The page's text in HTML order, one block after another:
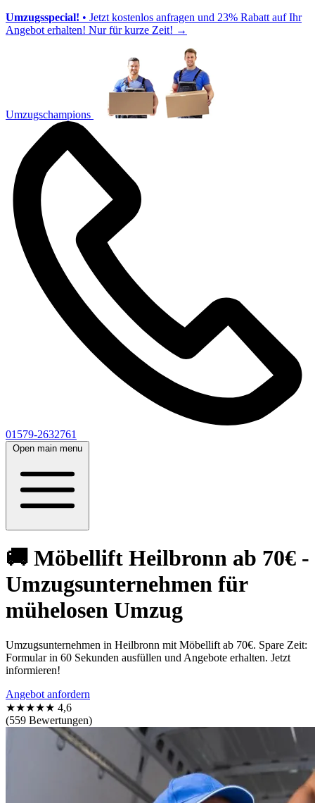
Umzugsspecial! • Jetzt kostenlos anfragen und 23% Rabatt auf Ihr
Angebot erhalten! Nur für kurze Zeit! →
Umzugschampions
01579-2632761
Open main menu
🚚 Möbellift Heilbronn ab 70€ -
Umzugsunternehmen für
mühelosen Umzug
Umzugsunternehmen in Heilbronn mit Möbellift ab 70€. Spare Zeit:
Formular in 60 Sekunden ausfüllen und Angebote erhalten. Jetzt
informieren!
Angebot anfordern
★★★★★ 4,6
(559 Bewertungen)